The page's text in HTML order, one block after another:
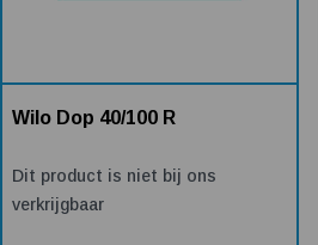
Wilo Dop 40/100 R
Dit product is niet bij ons
verkrijgbaar